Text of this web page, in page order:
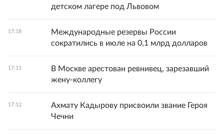
детском лагере под Львовом
17:18
Международные резервы России
сократились в июле на 0,1 млрд долларов
17:15
В Москве арестован ревнивец, зарезавший
жену-коллегу
17:12
Ахмату Кадырову присвоили звание Героя
Чечни